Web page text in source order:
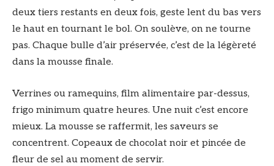
deux tiers restants en deux fois, geste lent du bas vers
le haut en tournant le bol. On soulève, on ne tourne
pas. Chaque bulle d’air préservée, c’est de la légèreté
dans la mousse finale.
Verrines ou ramequins, film alimentaire par-dessus,
frigo minimum quatre heures. Une nuit c’est encore
mieux. La mousse se raffermit, les saveurs se
concentrent. Copeaux de chocolat noir et pincée de
fleur de sel au moment de servir.